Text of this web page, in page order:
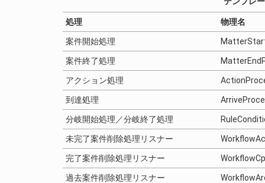
処理 物理名
案件開始処理
案件終了処理
アクション処理
到達処理
分岐開始処理／分岐終了処理
未完了案件削除処理リスナー
完了案件削除処理リスナー
過去案件削除処理リスナー